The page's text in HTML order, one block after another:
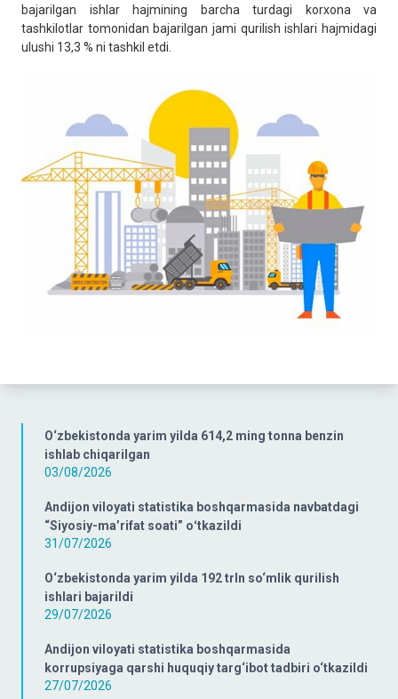
O‘zbekistonda yarim yilda 614,2 ming tonna benzin
ishlab chiqarilgan
03/08/2026
Andijon viloyati statistika boshqarmasida navbatdagi
“Siyosiy-ma’rifat soati” oʻtkazildi
31/07/2026
O‘zbekistonda yarim yilda 192 trln so‘mlik qurilish
ishlari bajarildi
29/07/2026
Andijon viloyati statistika boshqarmasida
korrupsiyaga qarshi huquqiy targ‘ibot tadbiri o‘tkazildi
27/07/2026
bajarilgan ishlar hajmining barcha turdagi korxona va
tashkilotlar tomonidan bajarilgan jami qurilish ishlari hajmidagi
ulushi 13,3 % ni tashkil etdi.